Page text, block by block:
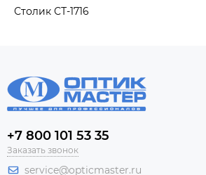
Столик СТ-1716
+7 800 101 53 35
Заказать звонок
service@opticmaster.ru